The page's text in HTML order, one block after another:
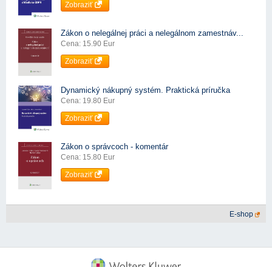
Zobraziť
Zákon o nelegálnej práci a nelegálnom zamestnáv...
Cena: 15.90 Eur
Zobraziť
Dynamický nákupný systém. Praktická príručka
Cena: 19.80 Eur
Zobraziť
Zákon o správcoch - komentár
Cena: 15.80 Eur
Zobraziť
E-shop